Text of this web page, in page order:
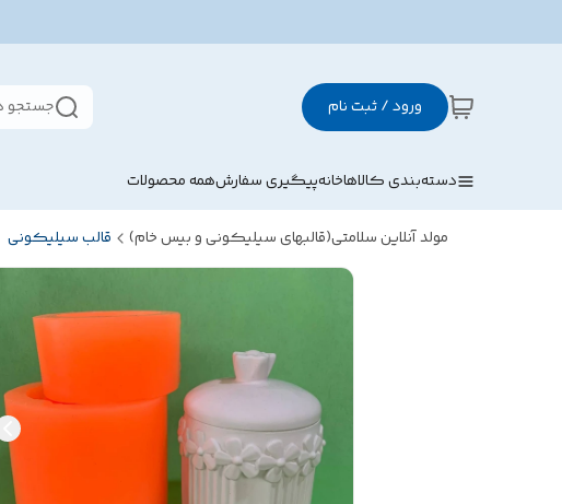
ورود / ثبت نام جستجو
دسته‌بندی کالاهاخانهپیگیری سفارشهمه محصولات
مولد آنلاین سلامتی(قالبهای سیلیکونی و بیس خام) قالب سیلیکونی